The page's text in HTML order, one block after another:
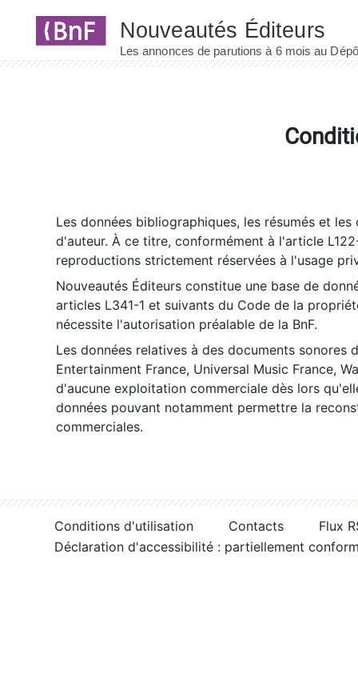
Les données bibliographiques, les résumés et
d'auteur. À ce titre, conformément à l'article
reproductions strictement réservées à l'usage
Nouveautés Éditeurs constitue une base de
articles L341-1 et suivants du Code de la
nécessite l'autorisation préalable de la BnF.
Les données relatives à des documents sonores
Entertainment France, Universal Music France,
d'aucune exploitation commerciale dès lors
données pouvant notamment permettre la
commerciales.
Conditions d'utilisation Contacts
Flux
Déclaration d'accessibilité : partiellement